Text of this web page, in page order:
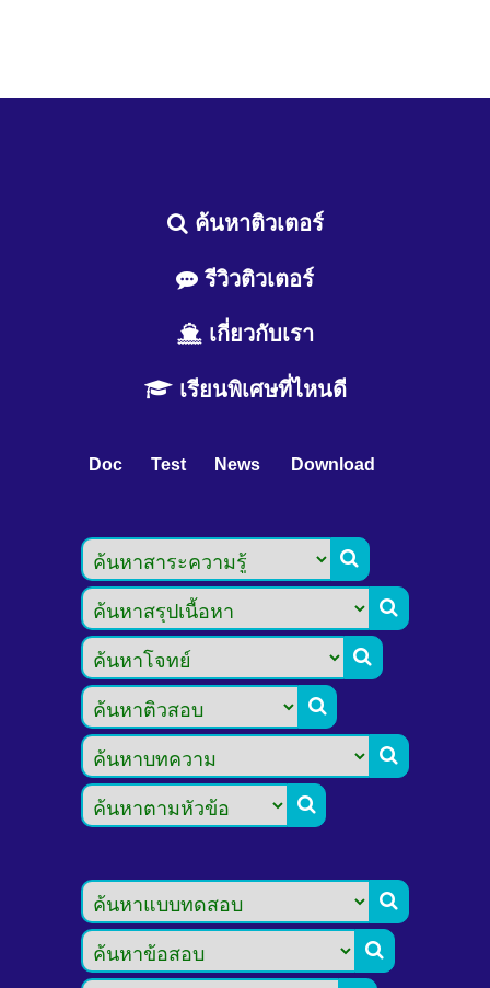
ค้นหาติวเตอร์
รีวิวติวเตอร์
เกี่ยวกับเรา
เรียนพิเศษที่ไหนดี
Doc Test News Download







